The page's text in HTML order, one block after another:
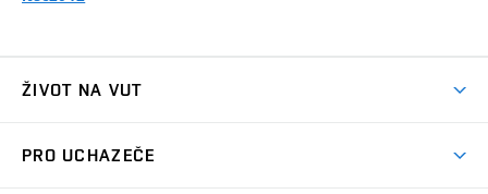
ŽIVOT NA VUT
PRO UCHAZEČE